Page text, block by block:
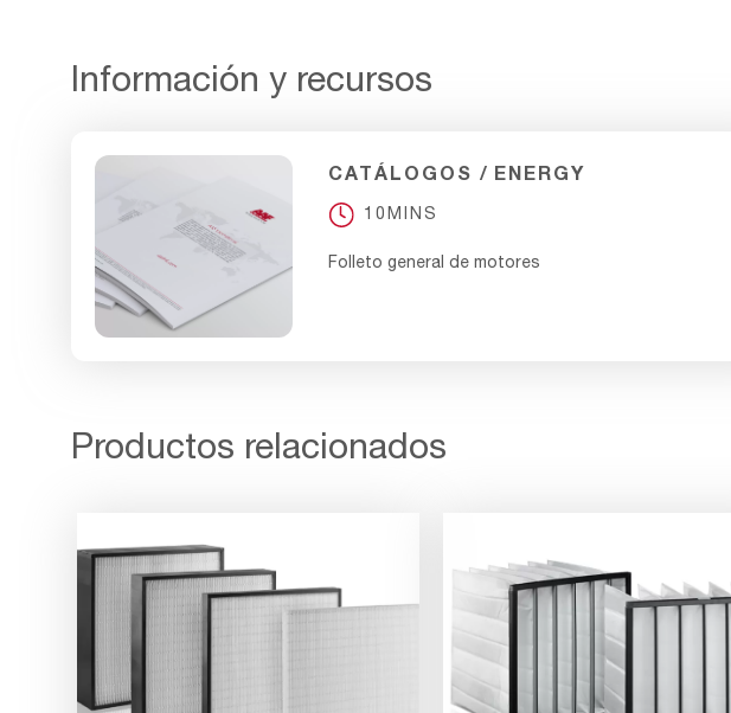
Información y recursos
CATÁLOGOS ENERGY
10MINS
Folleto general de motores
Productos relacionados